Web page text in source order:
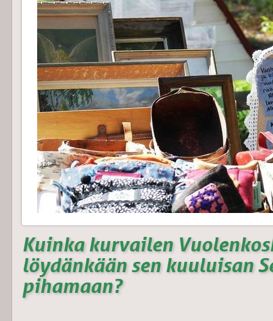
Kuinka kurvailen
löydänkään sen kuuluisan
pihamaan?